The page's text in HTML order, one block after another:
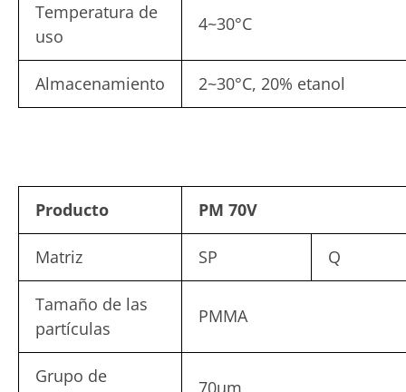
Temperatura de
uso
4~30°C
Almacenamiento 2~30°C, 20% etanol
Producto PM 70V
Matriz SP Q
Tamaño de las
partículas
PMMA
Grupo de
70um